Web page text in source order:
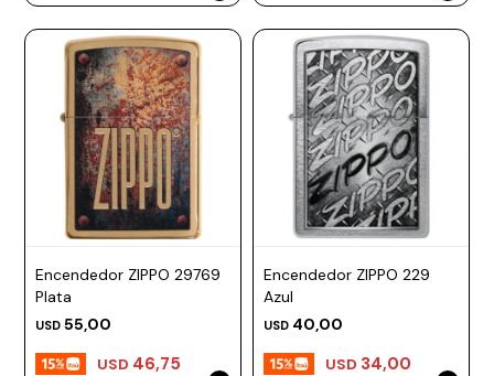
Encendedor ZIPPO 29769
Plata
USD 55,00
USD 46,75
Encendedor ZIPPO 229
Azul
USD 40,00
USD 34,00
Camelbak